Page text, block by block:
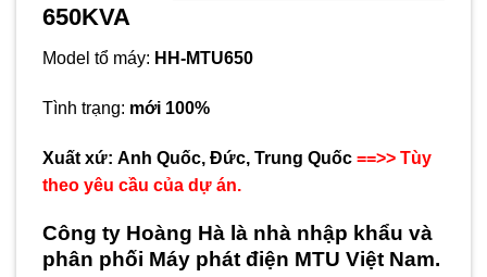
650KVA
Model tổ máy: HH-MTU650
Tình trạng: mới 100%
Xuất xứ: Anh Quốc, Đức, Trung Quốc ==>> Tùy
theo yêu cầu của dự án.
Công ty Hoàng Hà là nhà nhập khẩu và
phân phối Máy phát điện MTU Việt Nam.